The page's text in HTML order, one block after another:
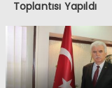
Toplantısı Yapıldı